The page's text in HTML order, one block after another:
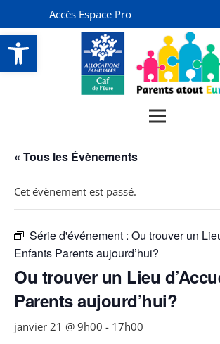
Ouvrir la barre d’outils
Accès Espace Pro
« Tous les Évènements
Cet évènement est passé.
Série d'événement : Ou trouver un
Enfants Parents aujourd’hui?
Ou trouver un Lieu
Parents aujourd’hui?
janvier 21 @ 9h00 - 17h00